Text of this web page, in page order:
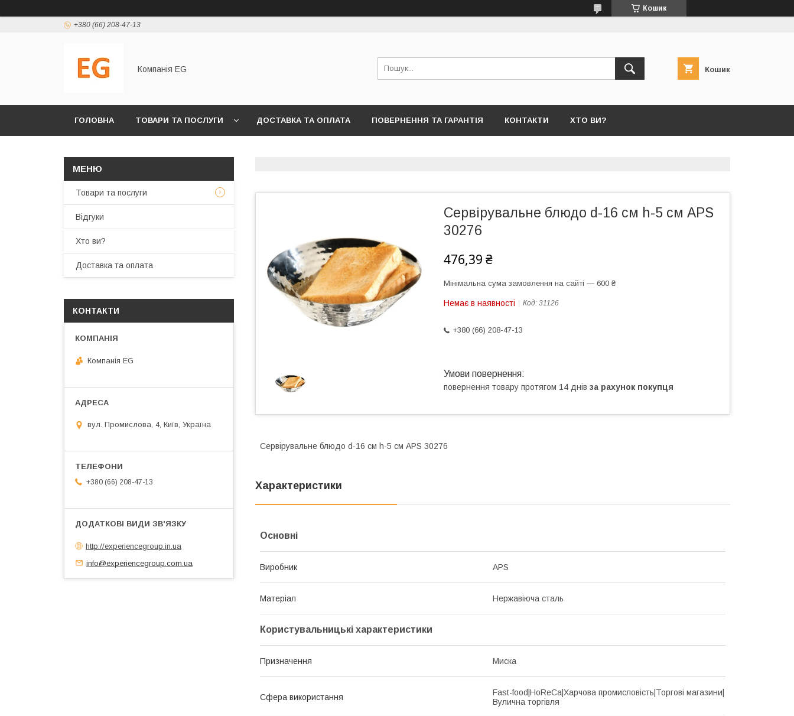
Кошик
+380 (66) 208-47-13
Компанія EG Кошик
ГОЛОВНА ТОВАРИ ТА ПОСЛУГИ ДОСТАВКА ТА ОПЛАТА ПОВЕРНЕННЯ ТА ГАРАНТІЯ КОНТАКТИ ХТО ВИ?
Сервірувальне блюдо d-16 см h-5 см APS
30276
476,39 ₴
Мінімальна сума замовлення на сайті — 600 ₴
Немає в наявності Код: 31126
+380 (66) 208-47-13
повернення товару протягом 14 днів за рахунок покупця
Сервірувальне блюдо d-16 см h-5 см APS 30276
Характеристики
Основні
Виробник APS
Матеріал Нержавіюча сталь
Користувальницькі характеристики
Призначення Миска
Сфера використання
Fast-food|HoReCa|Харчова промисловість|Торгові магазини|
Вулична торгівля
Товари та послуги
Відгуки
Хто ви?
Доставка та оплата
КОНТАКТИ
Компанія EG
вул. Промислова, 4, Київ, Україна
+380 (66) 208-47-13
http://experiencegroup.in.ua
info@experiencegroup.com.ua